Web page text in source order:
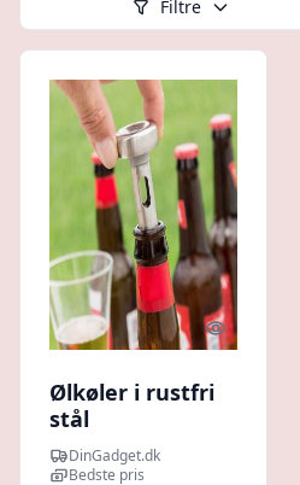
Filtre
Quick look
Ølkøler i rustfri
stål
DinGadget.dk
Bedste pris